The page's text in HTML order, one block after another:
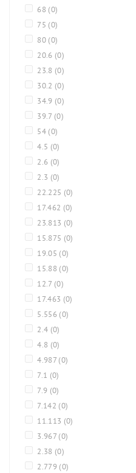
68 (0)
75 (0)
80 (0)
20.6 (0)
23.8 (0)
30.2 (0)
34.9 (0)
39.7 (0)
54 (0)
4.5 (0)
2.6 (0)
2.3 (0)
22.225 (0)
17.462 (0)
23.813 (0)
15.875 (0)
19.05 (0)
15.88 (0)
12.7 (0)
17.463 (0)
5.556 (0)
2.4 (0)
4.8 (0)
4.987 (0)
7.1 (0)
7.9 (0)
7.142 (0)
11.113 (0)
3.967 (0)
2.38 (0)
2.779 (0)